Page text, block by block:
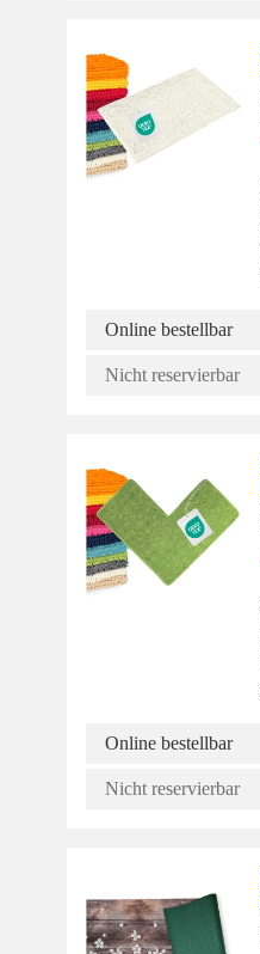
Online bestellbar
Nicht reservierbar
Online bestellbar
Nicht reservierbar